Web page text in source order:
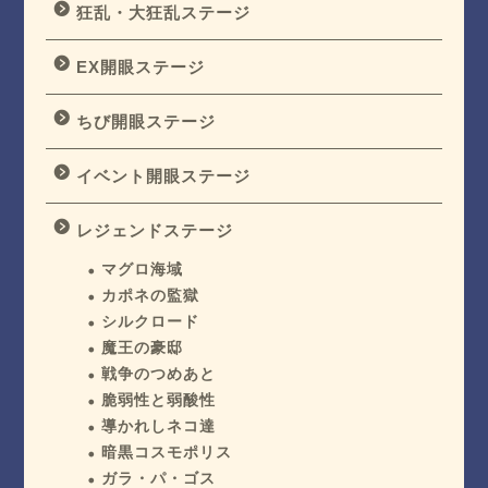
狂乱・大狂乱ステージ
EX開眼ステージ
ちび開眼ステージ
イベント開眼ステージ
レジェンドステージ
マグロ海域
カポネの監獄
シルクロード
魔王の豪邸
戦争のつめあと
脆弱性と弱酸性
導かれしネコ達
暗黒コスモポリス
ガラ・パ・ゴス